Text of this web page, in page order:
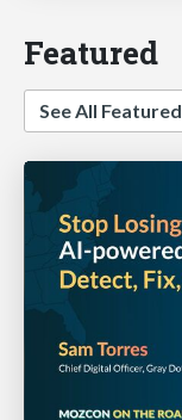
Featured
See All Featured